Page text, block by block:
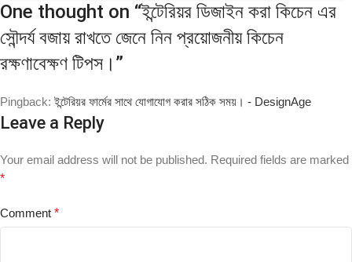
One thought on “ইন্টেরিয়র ডিজাইন করা কিচেন এর
সৌন্দর্য বজায় রাখতে জেনে নিন প্রয়োজনীয় কিচেন
রক্ষণাবেক্ষণ টিপস। ”
Pingback: ইন্টেরিয়র ফার্মের সাথে যোগাযোগ করার সঠিক সময়। - DesignAge
Leave a Reply
Your email address will not be published. Required fields are marked
*
Comment *